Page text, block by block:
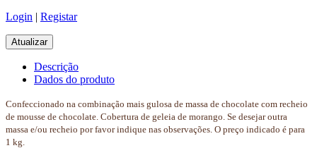
Login | Registar
Descrição
Dados do produto
Confeccionado na combinação mais gulosa de massa de chocolate com recheio
de mousse de chocolate. Cobertura de geleia de morango. Se desejar outra
massa e/ou recheio por favor indique nas observações. O preço indicado é para
1 kg.